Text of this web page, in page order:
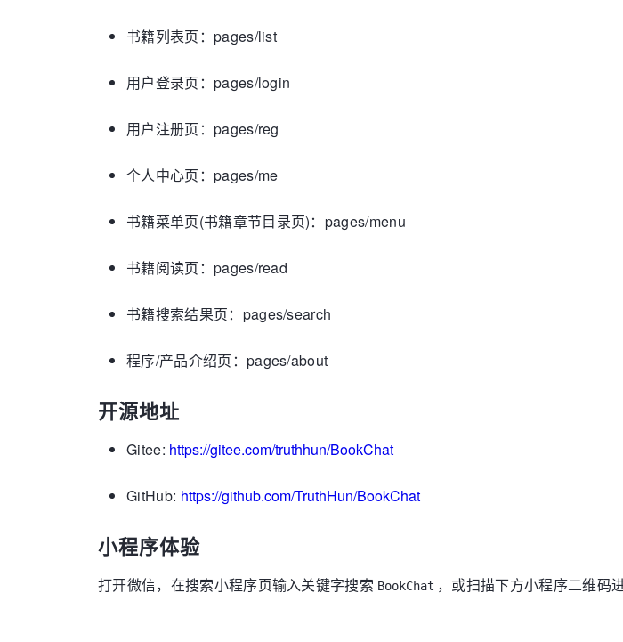
书籍列表页：pages/list
用户登录页：pages/login
用户注册页：pages/reg
个人中心页：pages/me
书籍菜单页(书籍章节目录页)：pages/menu
书籍阅读页：pages/read
书籍搜索结果页：pages/search
程序/产品介绍页：pages/about
开源地址
Gitee: https://gitee.com/truthhun/BookChat
GitHub: https://github.com/TruthHun/BookChat
小程序体验
打开微信，在搜索小程序页输入关键字搜索 BookChat ，或扫描下方小程序二维码